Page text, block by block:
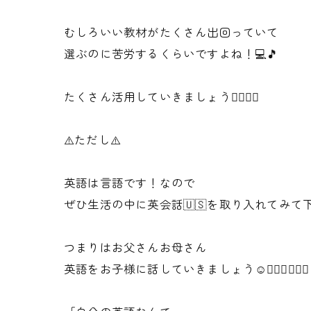
むしろいい教材がたくさん出回っていて
選ぶのに苦労するくらいですよね！💻🎵
たくさん活用していきましょう👍🏻👍🏻
⚠️ただし⚠️
英語は言語です！なので
ぜひ生活の中に英会話🇺🇸を取り入れてみて
つまりはお父さんお母さん
英語をお子様に話していきましょう☺️🙋🏻‍♂️🙋🏻‍♀️